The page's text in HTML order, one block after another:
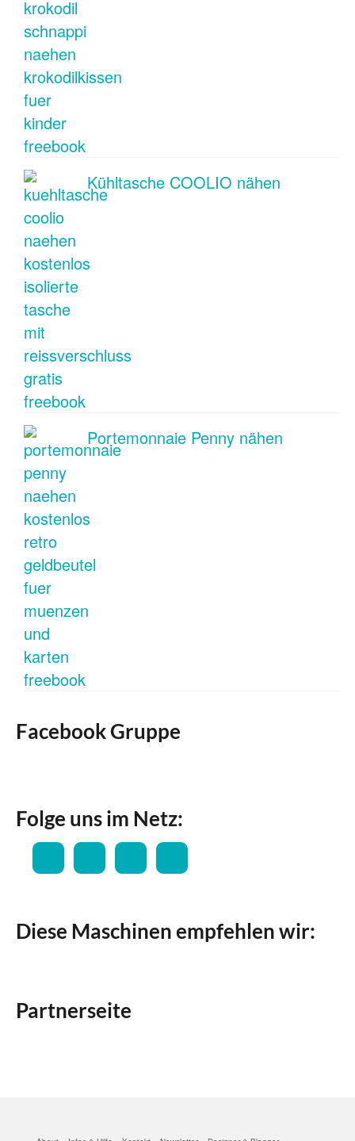
Kühltasche COOLIO nähen
Portemonnaie Penny nähen
Facebook Gruppe
Folge uns im Netz:
Diese Maschinen empfehlen wir:
Partnerseite